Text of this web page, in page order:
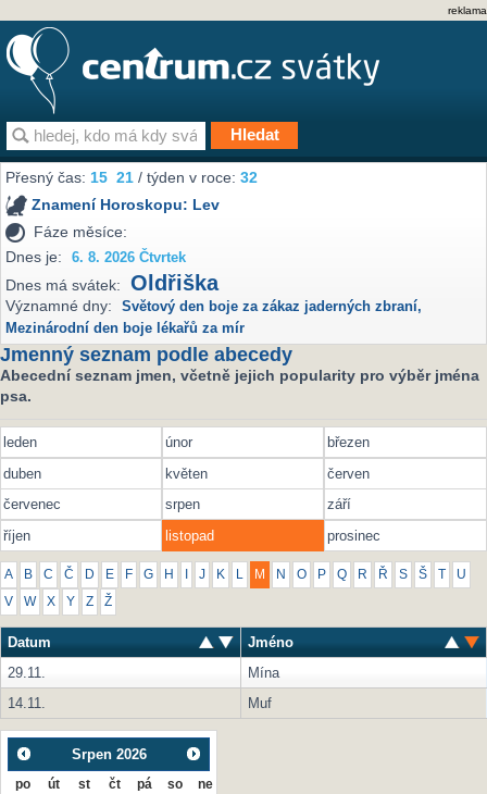
reklama
Přesný čas:15 21 / týden v roce:32
Znamení Horoskopu: Lev
Fáze měsíce:
Dnes je:
6. 8. 2026 Čtvrtek
Dnes má svátek: Oldřiška
Významné dny: Světový den boje za zákaz jaderných zbraní,
Mezinárodní den boje lékařů za mír
Jmenný seznam podle abecedy
Abecední seznam jmen, včetně jejich popularity pro výběr jména
psa.
leden únor
březen
duben
květen
červen
červenec
srpen
září
říjen
listopad prosinec
A B C Č D E F G H J K L M N O P Q R Ř S Š U
V W X Y Z Ž
Datum
Jméno
29.11.
Mína
14.11.
Muf
Srpen 2026
po út st čt pá so ne